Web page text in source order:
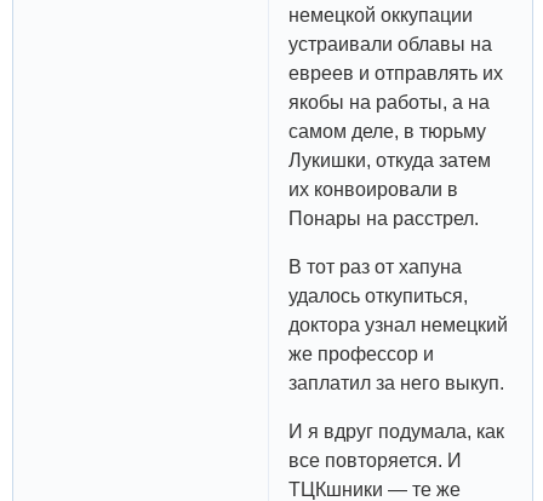
немецкой оккупации
устраивали облавы на
евреев и отправлять их
якобы на работы, а на
самом деле, в тюрьму
Лукишки, откуда затем
их конвоировали в
Понары на расстрел.
В тот раз от хапуна
удалось откупиться,
доктора узнал немецкий
же профессор и
заплатил за него выкуп.
И я вдруг подумала, как
все повторяется. И
ТЦКшники — те же